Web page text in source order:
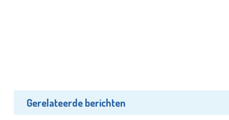
Gerelateerde berichten